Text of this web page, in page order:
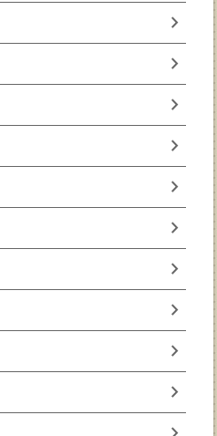
chevron_right
chevron_right
chevron_right
chevron_right
chevron_right
chevron_right
chevron_right
chevron_right
chevron_right
chevron_right